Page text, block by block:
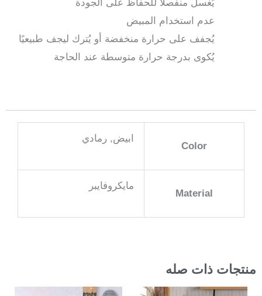
يُغسل منفصلاً للحفاظ على الجودة
عدم استخدام المبيض
يُجفف على حرارة منخفضة أو يُترك ليجف طبيعيًا
يُكوى بدرجة حرارة متوسطة عند الحاجة
Color
ابيض, رمادي
Material
مايكروفايبر
منتجات ذات صله